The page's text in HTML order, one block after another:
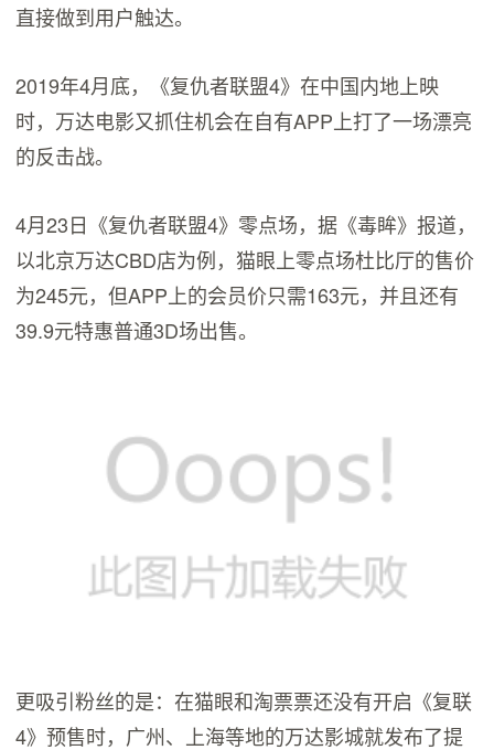
直接做到用户触达。
2019年4月底，《复仇者联盟4》在中国内地上映
时，万达电影又抓住机会在自有APP上打了一场漂亮
的反击战。
4月23日《复仇者联盟4》零点场，据《毒眸》报道，
以北京万达CBD店为例，猫眼上零点场杜比厅的售价
为245元，但APP上的会员价只需163元，并且还有
39.9元特惠普通3D场出售。
更吸引粉丝的是：在猫眼和淘票票还没有开启《复联
4》预售时，广州、上海等地的万达影城就发布了提